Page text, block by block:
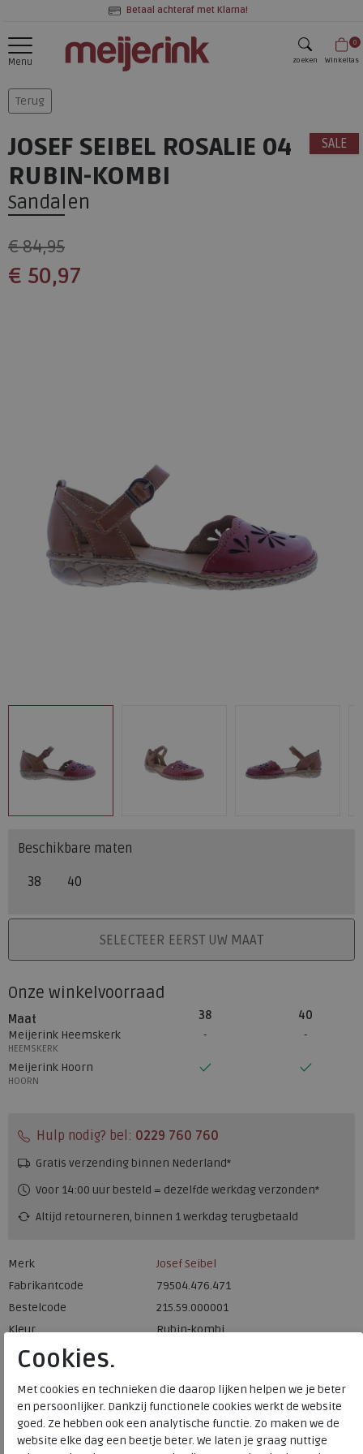
Betaal achteraf met Klarna!
Menu zoeken
0
Winkeltas
Terug
SALE
JOSEF SEIBEL ROSALIE 04
RUBIN-KOMBI
Sandalen
€ 84,95
€ 50,97
Beschikbare maten
38 40
PLAATS IN WINKELMANDSELECTEER EERST UW MAAT
Onze winkelvoorraad
Maat 38
40
Meijerink Heemskerk
HEEMSKERK
Meijerink Hoorn
HOORN
Hulp nodig? bel: 0229 760 760
Gratis verzending binnen Nederland*
Voor 14:00 uur besteld = dezelfde werkdag verzonden*
Altijd retourneren, binnen 1 werkdag terugbetaald
Merk
Josef Seibel
Fabrikantcode
79504.476.471
Bestelcode
215.59.000001
Kleur
Rubin-kombi
Uitneembaar voetbed
nee
Cookies.
Met cookies en technieken die daarop lijken helpen we je beter
en persoonlijker. Dankzij functionele cookies werkt de website
goed. Ze hebben ook een analytische functie. Zo maken we de
website elke dag een beetje beter. We laten je graag nuttige